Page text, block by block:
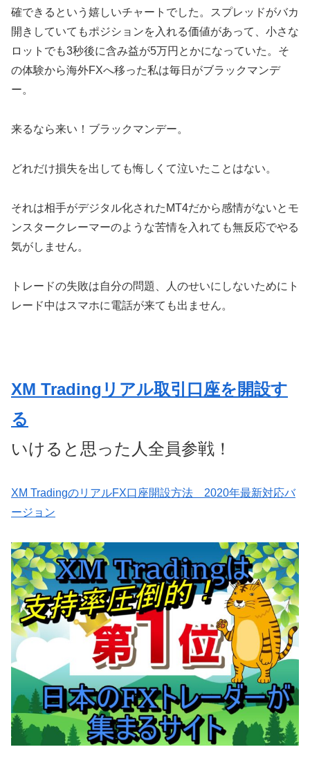
確できるという嬉しいチャートでした。スプレッドがバカ
開きしていてもポジションを入れる価値があって、小さな
ロットでも3秒後に含み益が5万円とかになっていた。そ
の体験から海外FXへ移った私は毎日がブラックマンデ
ー。
来るなら来い！ブラックマンデー。
どれだけ損失を出しても悔しくて泣いたことはない。
それは相手がデジタル化されたMT4だから感情がないとモ
ンスタークレーマーのような苦情を入れても無反応でやる
気がしません。
トレードの失敗は自分の問題、人のせいにしないためにト
レード中はスマホに電話が来ても出ません。
XM Tradingリアル取引口座を開設す
る
いけると思った人全員参戦！
XM TradingのリアルFX口座開設方法 2020年最新対応バ
ージョン